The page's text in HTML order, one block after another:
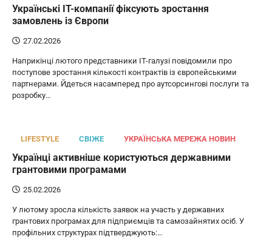
Українські IT-компанії фіксують зростання
замовлень із Європи
27.02.2026
Наприкінці лютого представники IT-галузі повідомили про
поступове зростання кількості контрактів із європейськими
партнерами. Йдеться насамперед про аутсорсингові послуги та
розробку…
LIFESTYLE СВІЖЕ УКРАЇНСЬКА МЕРЕЖА НОВИН
Українці активніше користуються державними
грантовими програмами
25.02.2026
У лютому зросла кількість заявок на участь у державних
грантових програмах для підприємців та самозайнятих осіб. У
профільних структурах підтверджують:…